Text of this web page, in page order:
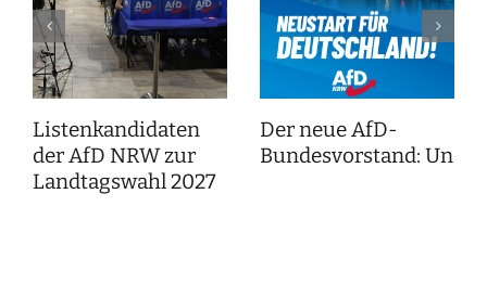
Listenkandidaten
der AfD NRW zur
Landtagswahl 2027
Der neue AfD-
Bundesvorstand: